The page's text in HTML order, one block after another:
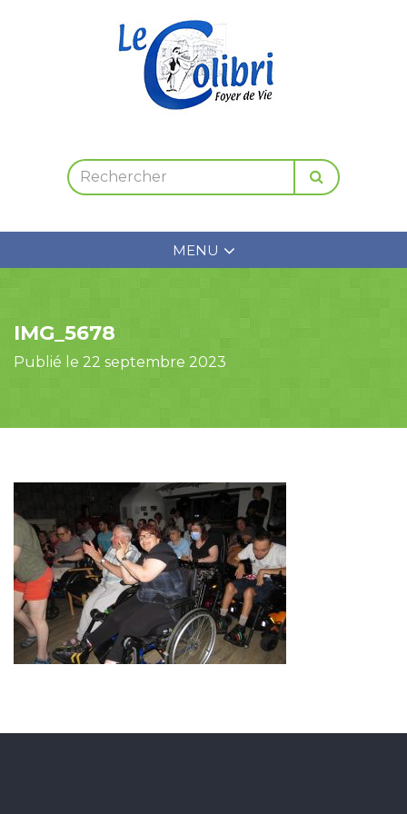
MENU
IMG_5678
Publié le 22 septembre 2023